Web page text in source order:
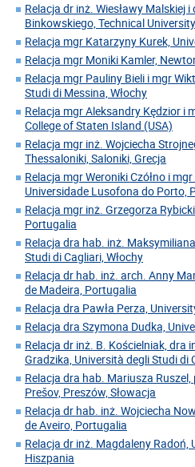
Relacja dr inż. Wiesławy Malskiej
Binkowskiego, Technical
Relacja mgr Katarzyny Kurek,
Relacja mgr Moniki Kamler,
Relacja mgr Pauliny Bieli i mgr
Studi di Messina, Włochy
Relacja mgr Aleksandry Kędzior i
College of Staten Island (USA)
Relacja mgr inż. Wojciecha
Thessaloniki, Saloniki, Grecja
Relacja mgr Weroniki Czółno i
Universidade Lusofona do Porto,
Relacja mgr inż. Grzegorza
Portugalia
Relacja dra hab. inż.
Studi di Cagliari, Włochy
Relacja dr hab. inż. arch. Anny
de Madeira, Portugalia
Relacja dra Pawła Perza,
Relacja dra Szymona Dudka,
Relacja dr inż. B. Kościelniak, dra
Gradzika, Università degli Studi di
Relacja dra hab. Mariusza
Prešov, Preszów, Słowacja
Relacja dr hab. inż. Wojciecha
de Aveiro, Portugalia
Relacja dr inż. Magdaleny Radoń,
Hiszpania